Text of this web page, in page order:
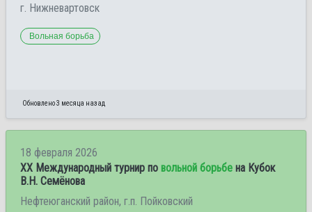
г. Нижневартовск
Вольная борьба
Обновлено 3 месяца назад
18 февраля 2026
XX Международный турнир по вольной борьбе на Кубок
В.Н. Семёнова
Нефтеюганский район, г.п. Пойковский